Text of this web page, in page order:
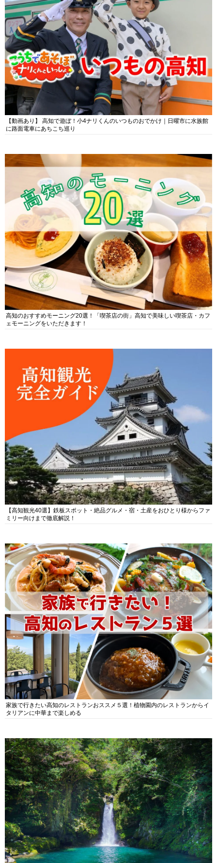
【動画あり】 高知で遊ぼ！小4ナリくんのいつものおでかけ｜日曜市に水族館
に路面電車にあちこち巡り
高知のおすすめモーニング20選！「喫茶店の街」高知で美味しい喫茶店・カフ
ェモーニングをいただきます！
【高知観光40選】鉄板スポット・絶品グルメ・宿・土産をおひとり様からファ
ミリー向けまで徹底解説！
家族で行きたい高知のレストランおススメ５選！植物園内のレストランからイ
タリアンに中華まで楽しめる